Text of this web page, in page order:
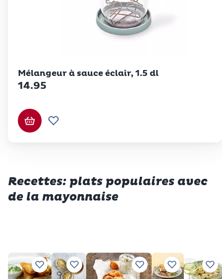
Mélangeur à sauce éclair, 1.5 dl
14.95
Ajouter au panier
Ajouter à la liste de souhaits.
Recettes: plats populaires avec
de la mayonnaise
Ajouter à vos recettes préférées
Ajouter à vos recettes préférées
Ajouter à vos recettes
Ajouter à vos